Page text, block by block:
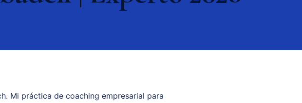
Mi práctica de coaching empresarial para